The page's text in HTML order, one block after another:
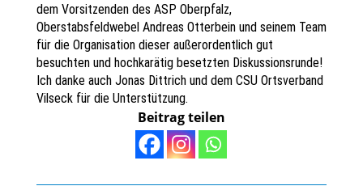
dem Vorsitzenden des ASP Oberpfalz,
Oberstabsfeldwebel Andreas Otterbein und seinem Team
für die Organisation dieser außerordentlich gut
besuchten und hochkarätig besetzten Diskussionsrunde!
Ich danke auch Jonas Dittrich und dem CSU Ortsverband
Vilseck für die Unterstützung.
Beitrag teilen